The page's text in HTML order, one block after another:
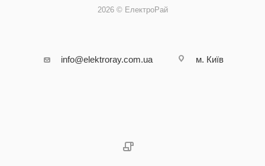
2026 © ЕлектроРай
info@elektroray.com.ua м. Київ